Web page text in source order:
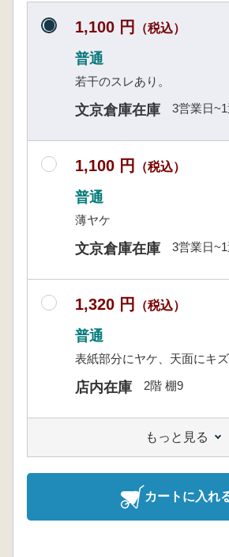
1,100 円 （税込）
普通
若干のスレあり。
文京倉庫在庫 3営業日
1,100 円 （税込）
普通
薄ヤケ
文京倉庫在庫 3営業日
1,320 円 （税込）
普通
表紙部分にヤケ、天面にキ
店内在庫 2階 棚9
もっと見る
カートに入れ